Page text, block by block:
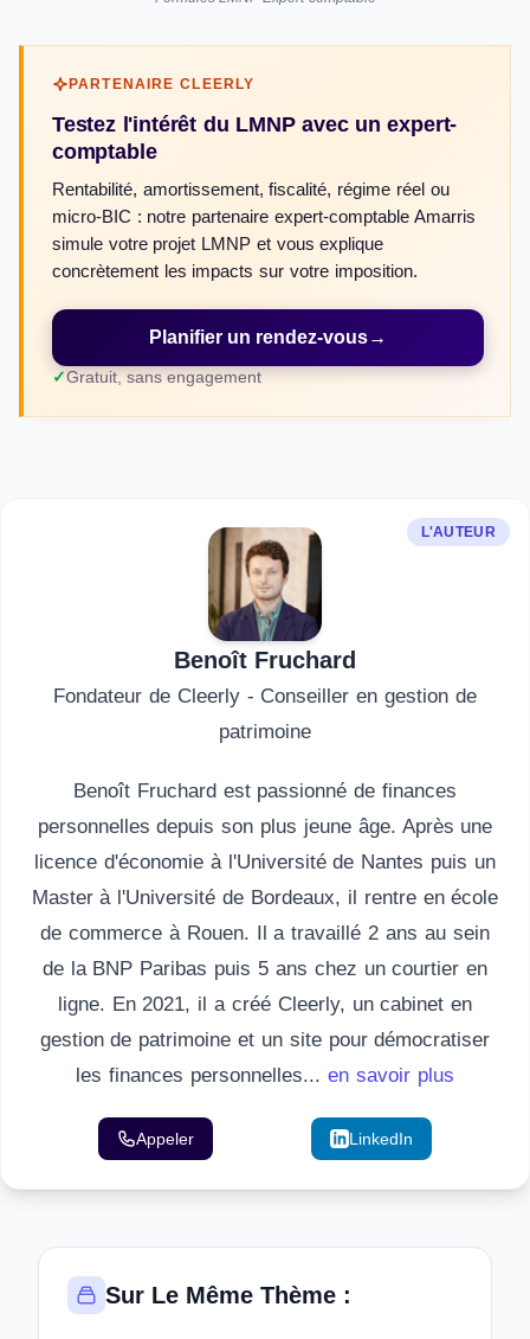
PARTENAIRE CLEERLY
Testez l'intérêt du LMNP avec un expert-
comptable
Rentabilité, amortissement, fiscalité, régime réel ou
micro-BIC : notre partenaire expert-comptable Amarris
simule votre projet LMNP et vous explique
concrètement les impacts sur votre imposition.
Planifier un rendez-vous→
Gratuit, sans engagement
L'AUTEUR
Benoît Fruchard
Fondateur de Cleerly - Conseiller en gestion de
patrimoine
Benoît Fruchard est passionné de finances
personnelles depuis son plus jeune âge. Après une
licence d'économie à l'Université de Nantes puis un
Master à l'Université de Bordeaux, il rentre en école
de commerce à Rouen. Il a travaillé 2 ans au sein
de la BNP Paribas puis 5 ans chez un courtier en
ligne. En 2021, il a créé Cleerly, un cabinet en
gestion de patrimoine et un site pour démocratiser
les finances personnelles... en savoir plus
Appeler LinkedIn
Sur Le Même Thème :